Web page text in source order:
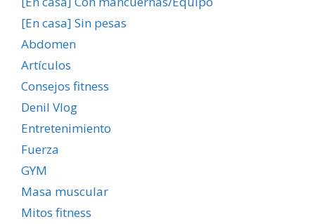
[En casa] Sin pesas
Abdomen
Artículos
Consejos fitness
Denil Vlog
Entretenimiento
Fuerza
GYM
Masa muscular
Mitos fitness